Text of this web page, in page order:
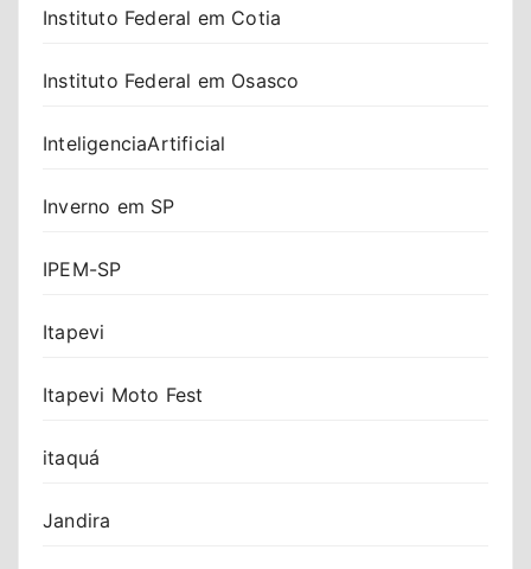
Instituto Federal em Cotia
Instituto Federal em Osasco
InteligenciaArtificial
Inverno em SP
IPEM-SP
Itapevi
Itapevi Moto Fest
itaquá
Jandira